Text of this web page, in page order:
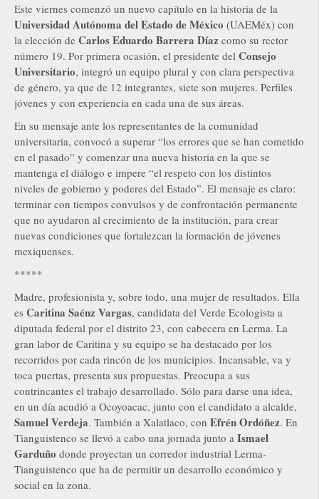
Este viernes comenzó un nuevo capítulo en la historia de la
Universidad Autónoma del Estado de México (UAEMéx) con
la elección de Carlos Eduardo Barrera Díaz como su rector
número 19. Por primera ocasión, el presidente del Consejo
Universitario, integró un equipo plural y con clara perspectiva
de género, ya que de 12 integrantes, siete son mujeres. Perfiles
jóvenes y con experiencia en cada una de sus áreas.
En su mensaje ante los representantes de la comunidad
universitaria, convocó a superar “los errores que se han cometido
en el pasado” y comenzar una nueva historia en la que se
mantenga el diálogo e impere “el respeto con los distintos
niveles de gobierno y poderes del Estado”. El mensaje es claro:
terminar con tiempos convulsos y de confrontación permanente
que no ayudaron al crecimiento de la institución, para crear
nuevas condiciones que fortalezcan la formación de jóvenes
mexiquenses.
*****
Madre, profesionista y, sobre todo, una mujer de resultados. Ella
es Caritina Saénz Vargas, candidata del Verde Ecologista a
diputada federal por el distrito 23, con cabecera en Lerma. La
gran labor de Caritina y su equipo se ha destacado por los
recorridos por cada rincón de los municipios. Incansable, va y
toca puertas, presenta sus propuestas. Preocupa a sus
contrincantes el trabajo desarrollado. Sólo para darse una idea,
en un día acudió a Ocoyoacac, junto con el candidato a alcalde,
Samuel Verdeja. También a Xalatlaco, con Efrén Ordóñez. En
Tianguistenco se llevó a cabo una jornada junto a Ismael
Garduño donde proyectan un corredor industrial Lerma-
Tianguistenco que ha de permitir un desarrollo económico y
social en la zona.